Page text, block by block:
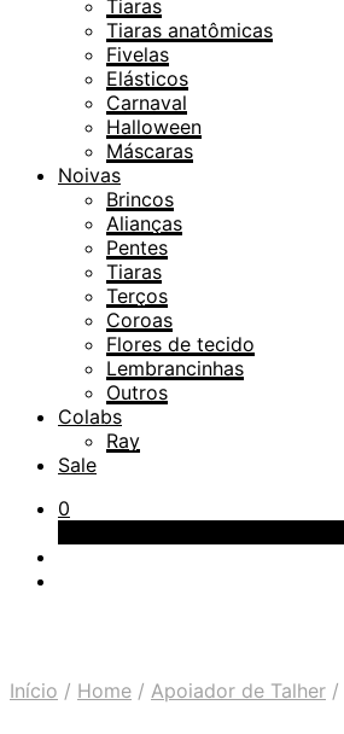
Tiaras
Tiaras anatômicas
Fivelas
Elásticos
Carnaval
Halloween
Máscaras
Noivas
Brincos
Alianças
Pentes
Tiaras
Terços
Coroas
Flores de tecido
Lembrancinhas
Outros
Colabs
Ray
Sale
0
Início / Home / Apoiador de Talher /